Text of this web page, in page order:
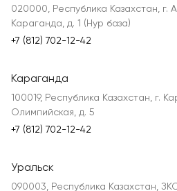
020000, Республика Казахстан, г.
Караганда, д. 1 (Нур база)
+7 (812) 702-12-42
Караганда
100019, Республика Казахстан, г.
Олимпийская, д. 5
+7 (812) 702-12-42
Уральск
090003, Республика Казахстан,